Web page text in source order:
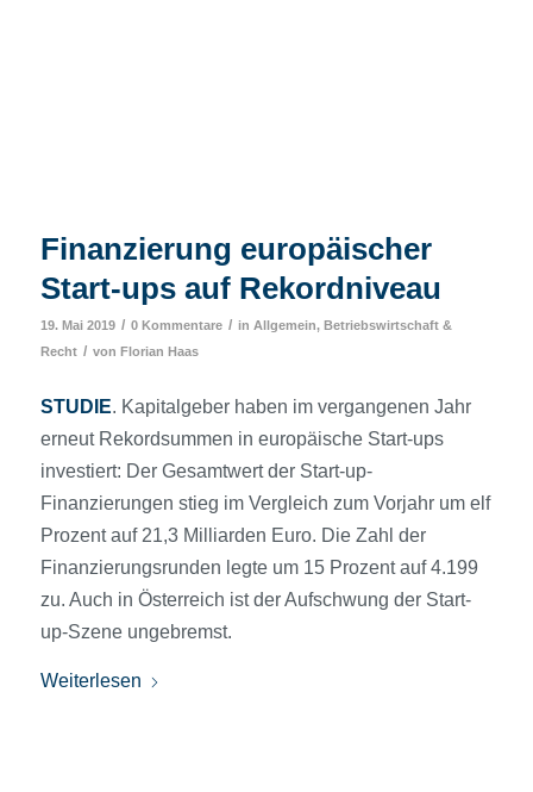
Finanzierung europäischer
Start-ups auf Rekordniveau
19. Mai 2019 / 0 Kommentare / in Allgemein, Betriebswirtschaft &
Recht / von Florian Haas
STUDIE. Kapitalgeber haben im vergangenen Jahr
erneut Rekordsummen in europäische Start-ups
investiert: Der Gesamtwert der Start-up-
Finanzierungen stieg im Vergleich zum Vorjahr um elf
Prozent auf 21,3 Milliarden Euro. Die Zahl der
Finanzierungsrunden legte um 15 Prozent auf 4.199
zu. Auch in Österreich ist der Aufschwung der Start-
up-Szene ungebremst.
Weiterlesen